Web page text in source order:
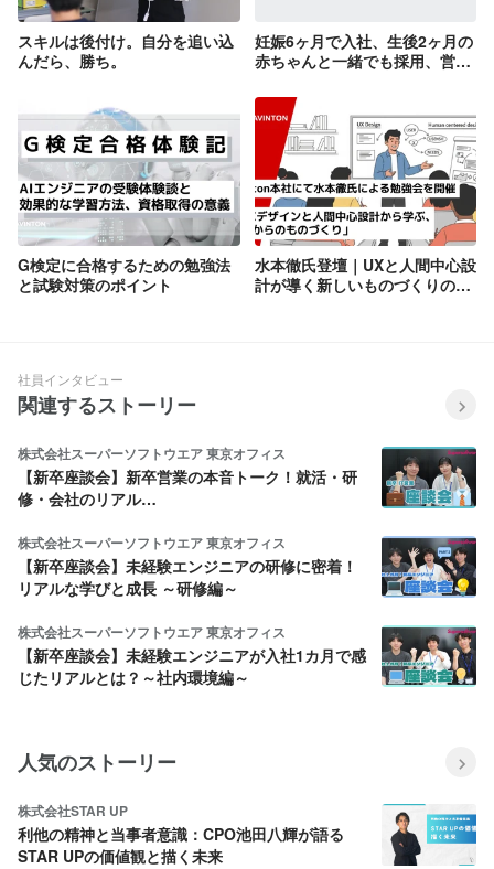
スキルは後付け。自分を追い込
んだら、勝ち。
妊娠6ヶ月で入社、生後2ヶ月の
赤ちゃんと一緒でも採用、営業
G検定に合格するための勉強法
と試験対策のポイント
水本徹氏登壇｜UXと人間中心設
計が導く新しいものづくりのか
社員インタビュー
関連するストーリー
株式会社スーパーソフトウエア 東京オフィス
【新卒座談会】新卒営業の本音トーク！就活・研
修・会社のリアル…
株式会社スーパーソフトウエア 東京オフィス
【新卒座談会】未経験エンジニアの研修に密着！
リアルな学びと成長 ～研修編～
株式会社スーパーソフトウエア 東京オフィス
【新卒座談会】未経験エンジニアが入社1カ月で感
じたリアルとは？～社内環境編～
人気のストーリー
株式会社STAR UP
利他の精神と当事者意識：CPO池田八輝が語る
STAR UPの価値観と描く未来